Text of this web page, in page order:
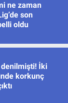
ne zaman
son
oldu
İki
korkunç